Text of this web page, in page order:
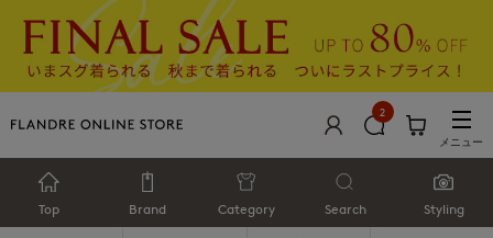
2
メニュー
Top Brand Category Search Styling